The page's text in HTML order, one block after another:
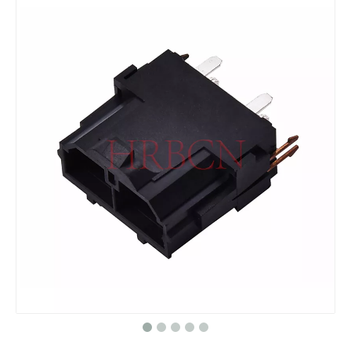
HRB 10.0 samec konektor pouzdra zásuvky